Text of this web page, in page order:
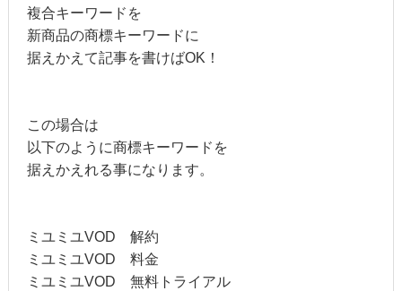
複合キーワードを
新商品の商標キーワードに
据えかえて記事を書けばOK！
この場合は
以下のように商標キーワードを
据えかえれる事になります。
ミユミユVOD 解約
ミユミユVOD 料金
ミユミユVOD 無料トライアル